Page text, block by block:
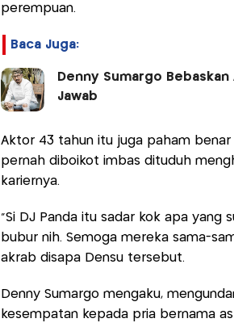
perempuan.
Baca Juga:
Denny Sumargo
Jawab
Aktor 43 tahun itu juga paham benar
pernah diboikot imbas dituduh
kariernya.
“Si DJ Panda itu sadar kok apa yang
bubur nih. Semoga mereka sama-
akrab disapa Densu tersebut.
Denny Sumargo mengaku,
kesempatan kepada pria bernama